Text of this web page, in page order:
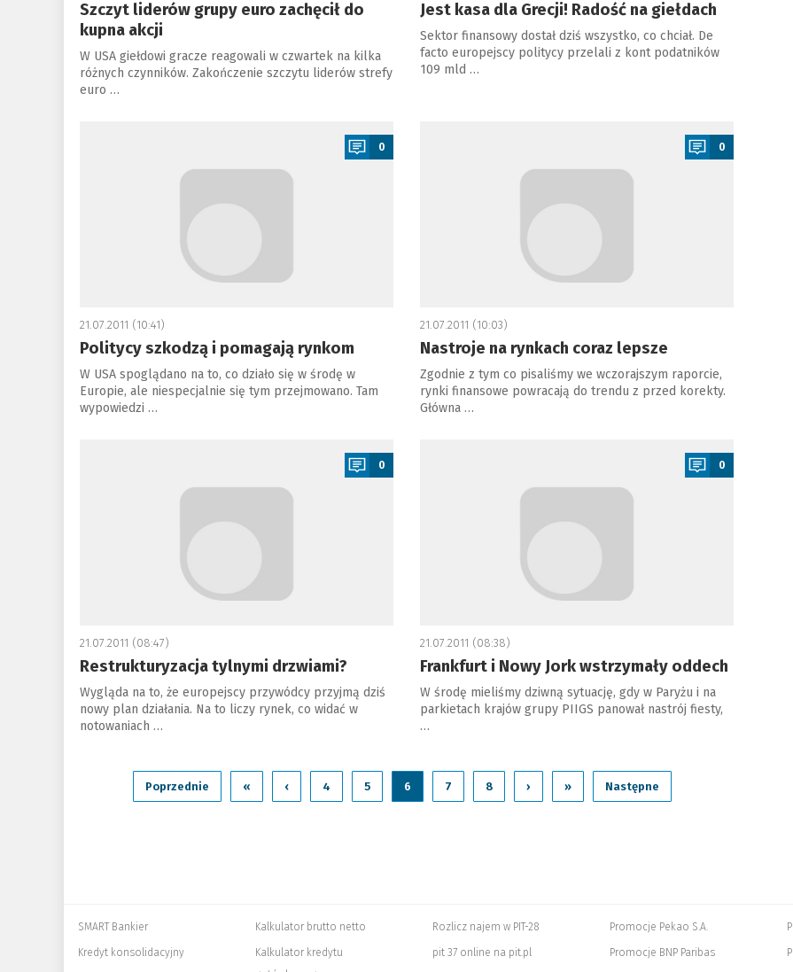
Szczyt liderów grupy euro zachęcił do
kupna akcji
W USA giełdowi gracze reagowali w czwartek na kilka
różnych czynników. Zakończenie szczytu liderów strefy
euro …
Jest kasa dla Grecji! Radość na giełdach
Sektor finansowy dostał dziś wszystko, co chciał. De
facto europejscy politycy przelali z kont podatników
109 mld …
0
21.07.2011 (10:41)
Politycy szkodzą i pomagają rynkom
W USA spoglądano na to, co działo się w środę w
Europie, ale niespecjalnie się tym przejmowano. Tam
wypowiedzi …
0
21.07.2011 (10:03)
Nastroje na rynkach coraz lepsze
Zgodnie z tym co pisaliśmy we wczorajszym raporcie,
rynki finansowe powracają do trendu z przed korekty.
Główna …
0
21.07.2011 (08:47)
Restrukturyzacja tylnymi drzwiami?
Wygląda na to, że europejscy przywódcy przyjmą dziś
nowy plan działania. Na to liczy rynek, co widać w
notowaniach …
0
21.07.2011 (08:38)
Frankfurt i Nowy Jork wstrzymały oddech
W środę mieliśmy dziwną sytuację, gdy w Paryżu i na
parkietach krajów grupy PIIGS panował nastrój fiesty,
…
Poprzednie « ‹ 4 5 6 7 8 › » Następne
SMART Bankier
Kredyt konsolidacyjny
Kalkulator brutto netto
Kalkulator kredytu
Rozlicz najem w PIT-28
pit 37 online na pit.pl
Promocje Pekao S.A.
Promocje BNP Paribas